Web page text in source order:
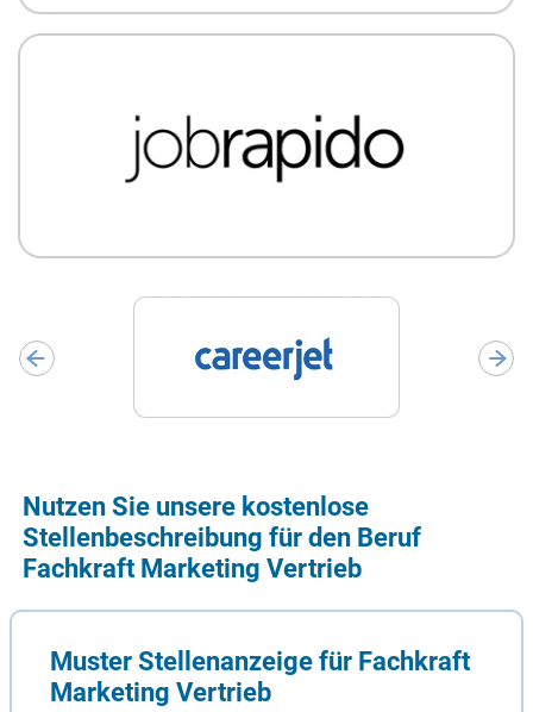
Nutzen Sie unsere kostenlose
Stellenbeschreibung für den Beruf
Fachkraft Marketing Vertrieb
Muster Stellenanzeige für Fachkraft
Marketing Vertrieb